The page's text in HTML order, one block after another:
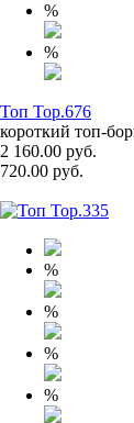
%
%
Топ Top.676
короткий топ-
2 160.00 руб.
720.00 руб.
%
%
%
%